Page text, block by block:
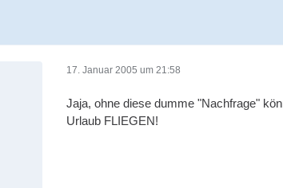
17. Januar 2005 um 21:58
Jaja, ohne diese dumme "Nachfrage"
Urlaub FLIEGEN!